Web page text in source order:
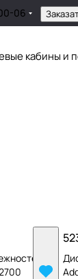
06
кабины и